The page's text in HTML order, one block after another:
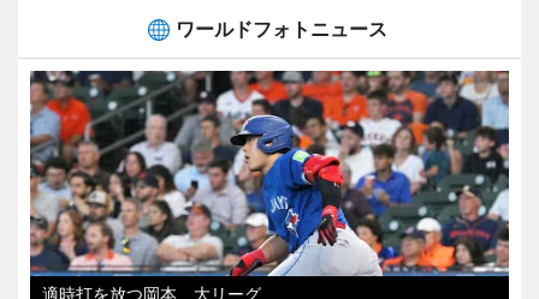
ワールドフォトニュース
適時打を放つ岡本 大リーグ